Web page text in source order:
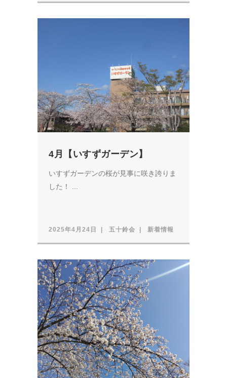
4月【いすずガーデン】
いすずガーデンの桜が見事に咲き誇りま
した！ ...
2025年4月24日 五十鈴会 新着情報